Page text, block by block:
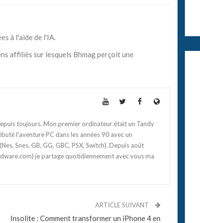
à l'aide de l'IA.
affiliés sur lesquels Bhmag perçoit une
toujours. Mon premier ordinateur était un Tandy
l'aventure PC dans les années 90 avec un
Snes, GB, GG, GBC, PSX, Switch). Depuis août
je partage quotidiennement avec vous ma
ARTICLE SUIVANT
Insolite : Comment transformer un iPhone 4 en